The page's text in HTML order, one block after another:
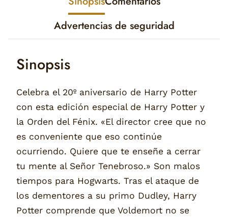
Advertencias de seguridad
Sinopsis
Celebra el 20º aniversario de Harry Potter
con esta edición especial de Harry Potter y
la Orden del Fénix. «El director cree que no
es conveniente que eso continúe
ocurriendo. Quiere que te enseñe a cerrar
tu mente al Señor Tenebroso.» Son malos
tiempos para Hogwarts. Tras el ataque de
los dementores a su primo Dudley, Harry
Potter comprende que Voldemort no se